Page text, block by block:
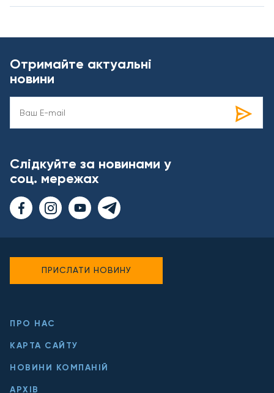
Отримайте актуальні
новини
Слідкуйте за новинами у
соц. мережах
ПРО НАС
КАРТА САЙТУ
НОВИНИ КОМПАНІЙ
АРХІВ
ПРИСЛАТИ НОВИНУ